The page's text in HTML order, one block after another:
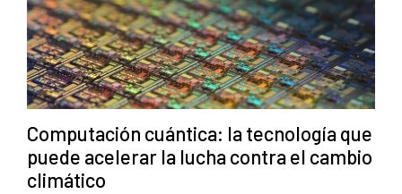
Computación cuántica: la tecnología que
puede acelerar la lucha contra el cambio
climático